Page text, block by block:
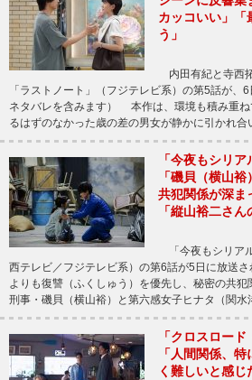
カッコいい」「
う」
内田有紀と寺西
「ラストノート」（フジテレビ系）の第5話が、
ネタバレを含みます） 本作は、環境も積み重ね
るはずのなかった歳の差の男女が静かに引かれ
「今夜もシリ
「磯貝（横山
共犯関係が深ま
「縦山裕二さん
「今夜もシリア
西テレビ／フジテレビ系）の第6話が5日に放送
よりも復讐（ふくしゅう）を優先し、秘密の共
刑事・磯貝（横山裕）と第六感女子ヒナタ（関
「クロスロー
「人間関係、
く難しいと感